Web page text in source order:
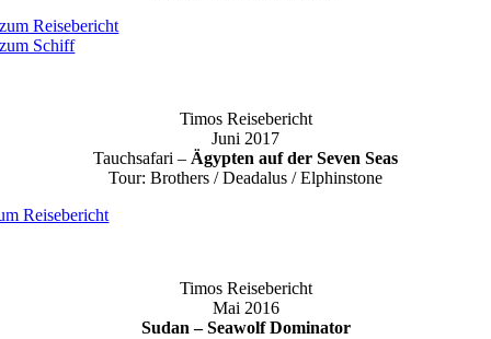
zum Reisebericht
zum Schiff
Timos Reisebericht
Juni 2017
Tauchsafari – Ägypten auf der Seven Seas
Tour: Brothers / Deadalus / Elphinstone
Reisebericht
Timos Reisebericht
Mai 2016
Sudan – Seawolf Dominator